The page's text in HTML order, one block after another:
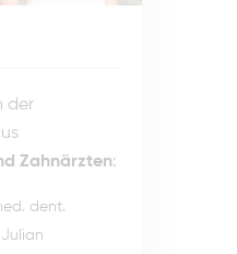
der
Zahnärzten:
dent.